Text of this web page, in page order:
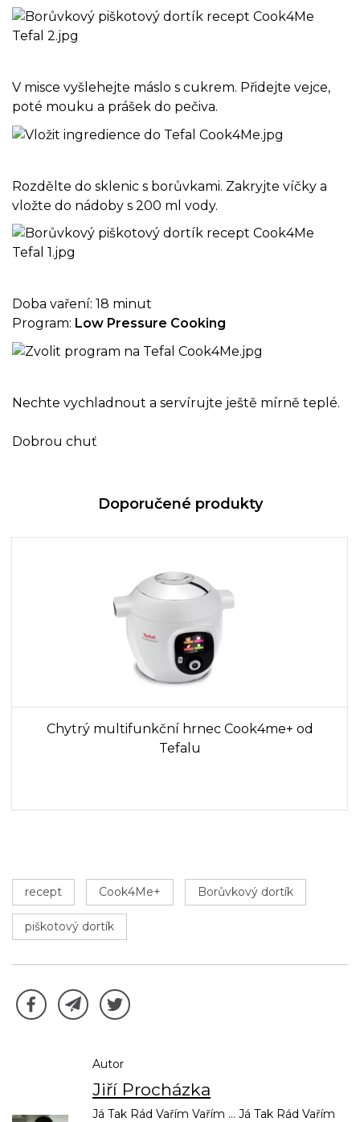
V misce vyšlehejte máslo s cukrem. Přidejte vejce,
poté mouku a prášek do pečiva.
Rozdělte do sklenic s borůvkami. Zakryjte víčky a
vložte do nádoby s 200 ml vody.
Doba vaření: 18 minut
Program: Low Pressure Cooking
Nechte vychladnout a servírujte ještě mírně teplé.
Dobrou chuť
Doporučené produkty
Chytrý multifunkční hrnec Cook4me+ od
Tefalu
recept Cook4Me+ Borůvkový dortík
piškotový dortík
Autor
Jiří Procházka
Já Tak Rád Vařím Vařím ... Já Tak Rád Vařím